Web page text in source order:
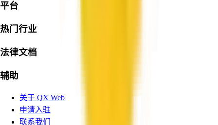
平台
热门行业
法律文档
辅助
关于 QX Web
申请入驻
联系我们